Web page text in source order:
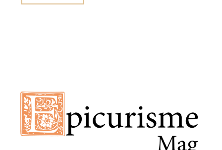
réunit
très
glamour"